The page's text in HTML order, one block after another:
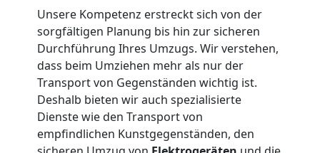
Unsere Kompetenz erstreckt sich von der
sorgfältigen Planung bis hin zur sicheren
Durchführung Ihres Umzugs. Wir verstehen,
dass beim Umziehen mehr als nur der
Transport von Gegenständen wichtig ist.
Deshalb bieten wir auch spezialisierte
Dienste wie den Transport von
empfindlichen Kunstgegenständen, den